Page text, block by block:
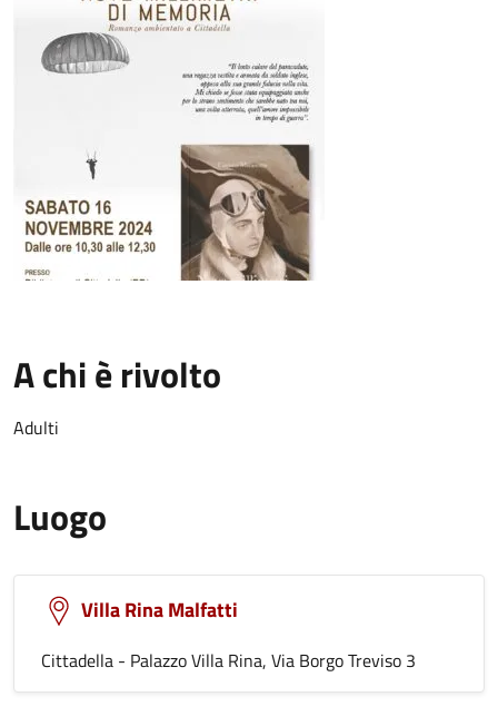
A chi è rivolto
Adulti
Luogo
Villa Rina Malfatti
Cittadella - Palazzo Villa Rina, Via Borgo Treviso 3